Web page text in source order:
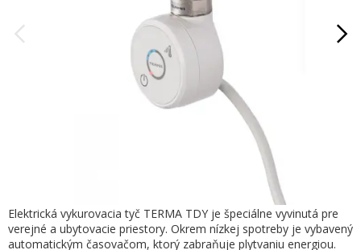
Elektrická vykurovacia tyč TERMA TDY je špeciálne vyvinutá pre
verejné a ubytovacie priestory. Okrem nízkej spotreby je vybavený
automatickým časovačom, ktorý zabraňuje plytvaniu energiou.